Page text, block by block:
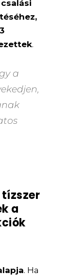
csalási
.
a
a
. Ha